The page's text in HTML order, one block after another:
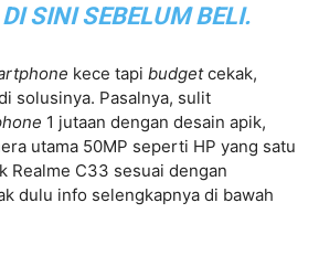
SINI SEBELUM BELI.
kece tapi budgetcekak,
solusinya. Pasalnya, sulit
1 jutaan dengan desain apik,
utama 50MP seperti HP yang satu
Realme C33 sesuai dengan
dulu info selengkapnya di bawah